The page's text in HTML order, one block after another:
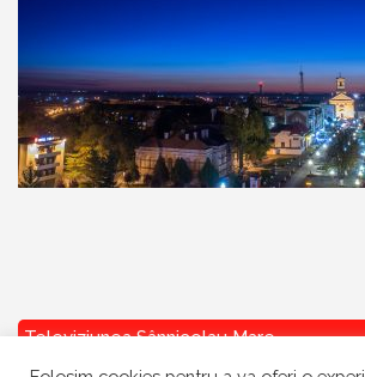
Televiziunea Sânnicolau Mare